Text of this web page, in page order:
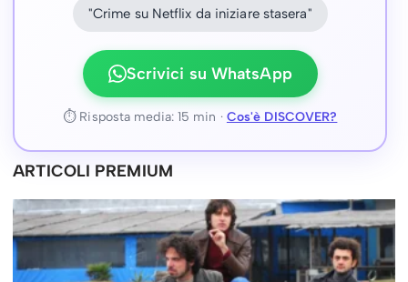
"Crime su Netflix da iniziare stasera"
Scrivici su WhatsApp
⏱ Risposta media: 15 min · Cos'è DISCOVER?
ARTICOLI PREMIUM